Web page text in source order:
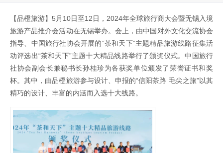
【品橙旅游】5月10日至12日，2024年全球旅行商大会暨无锡入境
旅游产品推介会活动在无锡举办。会上，由中国对外文化交流协会
指导、中国旅行社协会开展的“茶和天下”主题精品旅游线路征集活
动评选出“茶和天下”主题十大精品线路举行了颁奖仪式。中国旅行
社协会副会长兼秘书长孙桂珍为各获奖单位颁发了荣誉证书和奖
杯。其中，由品橙旅游参与设计、申报的“信阳茶路 毛尖之旅”以其
精巧的设计、丰富的内涵而入选十大线路。